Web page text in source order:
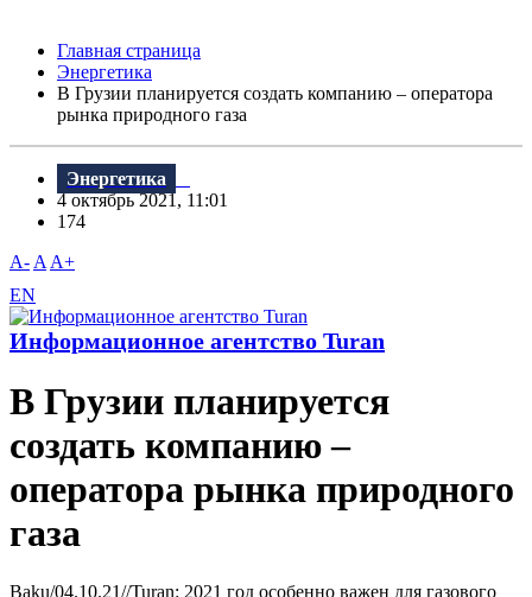
Главная страница
Энергетика
В Грузии планируется создать компанию – оператора
рынка природного газа
Энергетика
4 октябрь 2021, 11:01
174
A- A A+
EN
Информационное агентство Turan
В Грузии планируется
создать компанию –
оператора рынка природного
газа
Baku/04.10.21//Turan: 2021 год особенно важен для газового